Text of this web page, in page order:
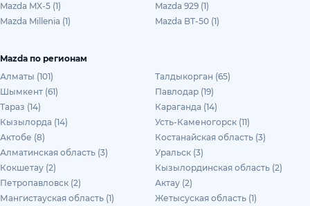
Mazda MX-5 (1)
Mazda 929 (1)
Mazda Millenia (1)
Mazda BT-50 (1)
Mazda по регионам
Алматы (101)
Талдыкорган (65)
Шымкент (61)
Павлодар (19)
Тараз (14)
Караганда (14)
Кызылорда (14)
Усть-Каменогорск (11)
Актобе (8)
Костанайская область (3)
Алматинская область (3)
Уральск (3)
Кокшетау (2)
Кызылординская область (2)
Петропавловск (2)
Актау (2)
Мангистауская область (1)
Жетысуская область (1)